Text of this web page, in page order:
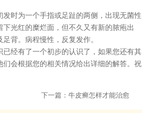
时为一个手指或足趾的两侧，出现无菌性
光红的糜烂面，但不久又有新的脓疱出
背。病程慢性，反复发作。
经有了一个初步的认识了，如果您还有其
会根据您的相关情况给出详细的解答。祝
下一篇： 牛皮癣怎样才能治愈